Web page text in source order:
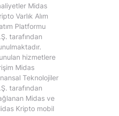
Midas
Varlık Alım
Platformu
tarafından
hizmetlere
Midas
Teknolojiler
tarafından
Midas ve
Kripto mobil